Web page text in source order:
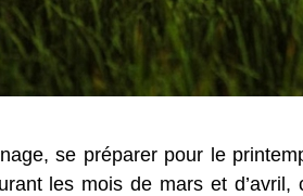
se préparer pour le
les mois de mars et